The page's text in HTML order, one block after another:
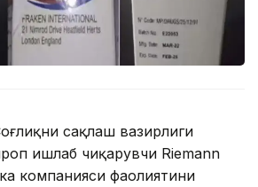
сақлаш вазирлиги
ишлаб чиқарувчи Riemann
компанияси фаолиятини